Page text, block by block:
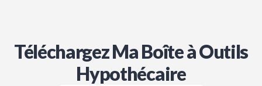
Téléchargez Ma Boîte à Outils
Hypothécaire